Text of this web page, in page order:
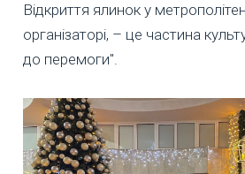
Відкриття ялинок у
організаторі, – це частина
до перемоги".